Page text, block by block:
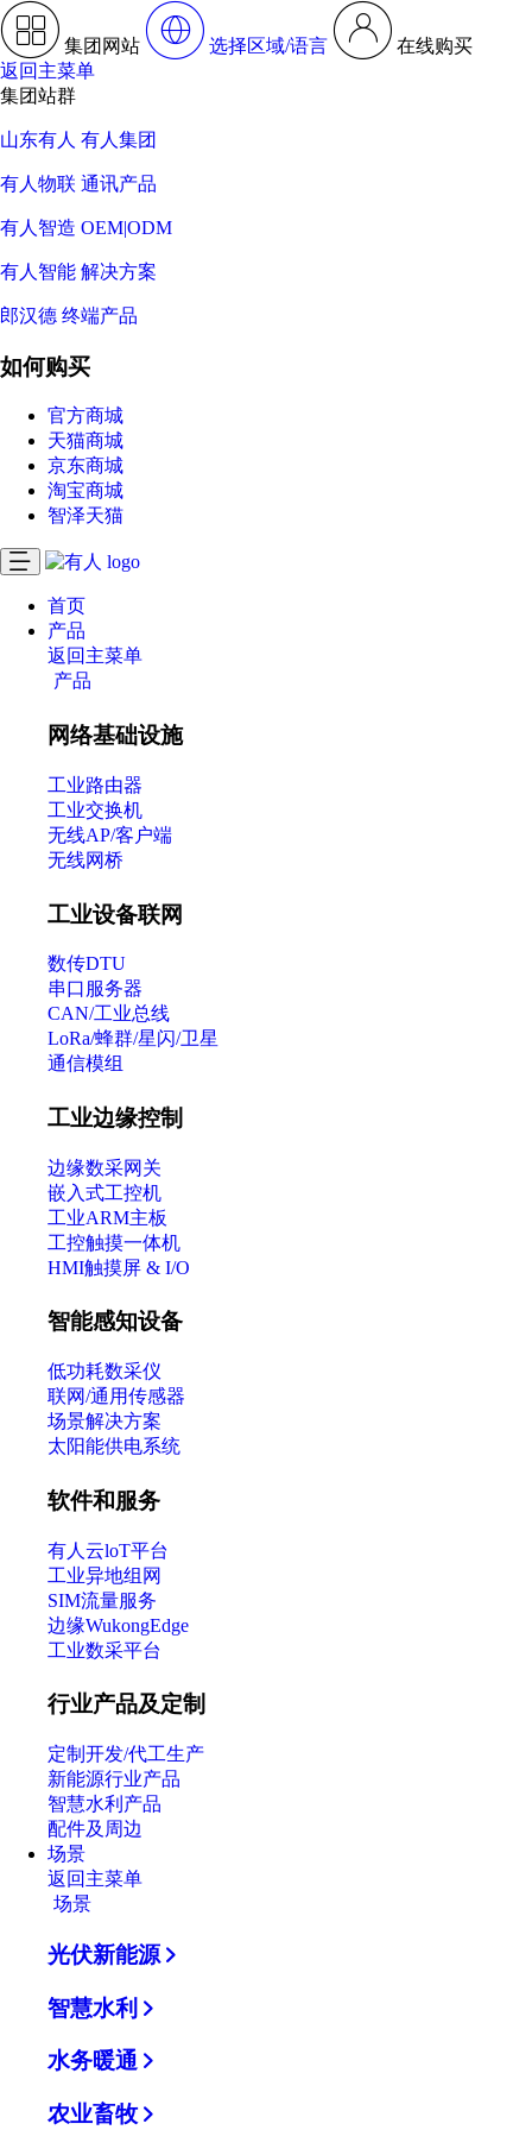
集团网站 选择区域/语言
在线购买
返回主菜单
集团站群
山东有人 有人集团
有人物联 通讯产品
有人智造 OEM|ODM
有人智能 解决方案
郎汉德 终端产品
如何购买
官方商城
天猫商城
京东商城
淘宝商城
智泽天猫
首页
产品
返回主菜单
产品
网络基础设施
工业路由器
工业交换机
无线AP/客户端
无线网桥
工业设备联网
数传DTU
串口服务器
CAN/工业总线
LoRa/蜂群/星闪/卫星
通信模组
工业边缘控制
边缘数采网关
嵌入式工控机
工业ARM主板
工控触摸一体机
HMI触摸屏 & I/O
智能感知设备
低功耗数采仪
联网/通用传感器
场景解决方案
太阳能供电系统
软件和服务
有人云loT平台
工业异地组网
SIM流量服务
边缘WukongEdge
工业数采平台
行业产品及定制
定制开发/代工生产
新能源行业产品
智慧水利产品
配件及周边
场景
返回主菜单
场景
光伏新能源
智慧水利
水务暖通
农业畜牧